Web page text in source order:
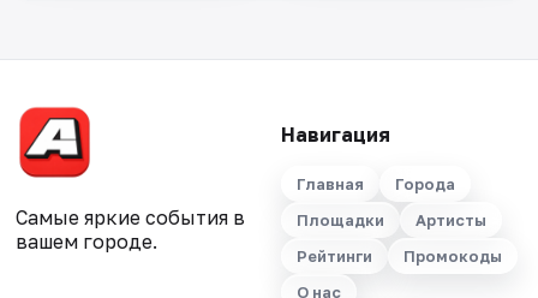
Самые яркие события в
вашем городе.
Навигация
Главная
Города
Площадки
Артисты
Рейтинги
Промокоды
О нас